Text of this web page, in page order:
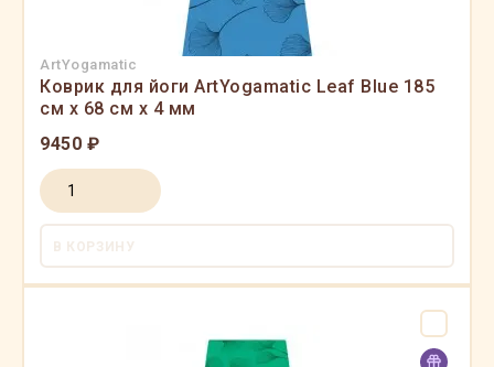
ArtYogamatic
Коврик для йоги ArtYogamatic Leaf Blue 185
см x 68 см x 4 мм
9450 ₽
В КОРЗИНУ